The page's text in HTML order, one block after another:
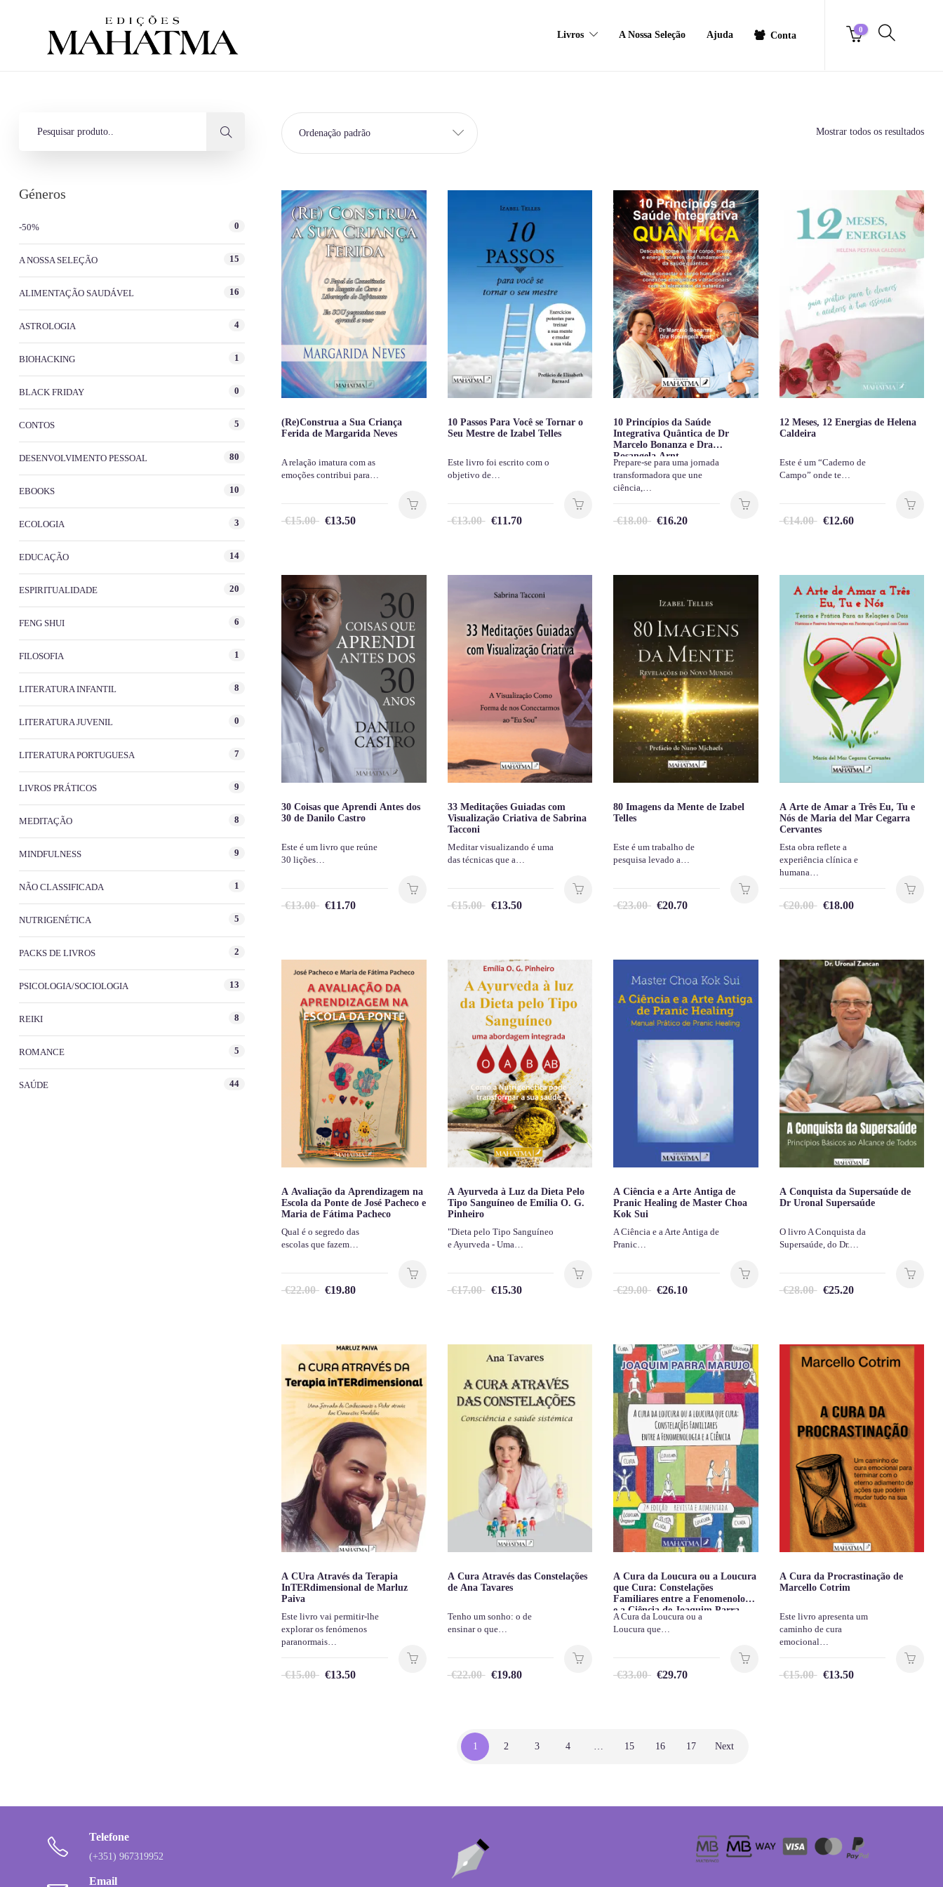
Livros A Nossa Seleção Ajuda Conta
0
Mostrar todos os resultados
Ordenação padrão
(Re)Construa a Sua Criança
Ferida de Margarida Neves
A relação imatura com as
emoções contribui para…
€15.00 €13.50
10 Passos Para Você se Tornar o
Seu Mestre de Izabel Telles
Este livro foi escrito com o
objetivo de…
€13.00 €11.70
10 Princípios da Saúde
Integrativa Quântica de Dr
Marcelo Bonanza e Dra
Rosangela Arnt
Prepare-se para uma jornada
transformadora que une
ciência,…
€18.00 €16.20
12 Meses, 12 Energias de Helena
Caldeira
Este é um “Caderno de
Campo” onde te…
€14.00 €12.60
30 Coisas que Aprendi Antes dos
30 de Danilo Castro
Este é um livro que reúne
30 lições…
€13.00 €11.70
33 Meditações Guiadas com
Visualização Criativa de Sabrina
Tacconi
Meditar visualizando é uma
das técnicas que a…
€15.00 €13.50
80 Imagens da Mente de Izabel
Telles
Este é um trabalho de
pesquisa levado a…
€23.00 €20.70
A Arte de Amar a Três Eu, Tu e
Nós de Maria del Mar Cegarra
Cervantes
Esta obra reflete a
experiência clínica e
humana…
€20.00 €18.00
A Avaliação da Aprendizagem na
Escola da Ponte de José Pacheco e
Maria de Fátima Pacheco
Qual é o segredo das
escolas que fazem…
€22.00 €19.80
A Ayurveda à Luz da Dieta Pelo
Tipo Sanguíneo de Emília O. G.
Pinheiro
"Dieta pelo Tipo Sanguíneo
e Ayurveda - Uma…
€17.00 €15.30
A Ciência e a Arte Antiga de
Pranic Healing de Master Choa
Kok Sui
A Ciência e a Arte Antiga de
Pranic…
€29.00 €26.10
A Conquista da Supersaúde de
Dr Uronal Supersaúde
O livro A Conquista da
Supersaúde, do Dr.…
€28.00 €25.20
A CUra Através da Terapia
InTERdimensional de Marluz
Paiva
Este livro vai permitir-lhe
explorar os fenómenos
paranormais…
€15.00 €13.50
A Cura Através das Constelações
de Ana Tavares
Tenho um sonho: o de
ensinar o que…
€22.00 €19.80
A Cura da Loucura ou a Loucura
que Cura: Constelações
Familiares entre a Fenomenologia
e a Ciência de Joaquim Parra
Marujo
A Cura da Loucura ou a
Loucura que…
€33.00 €29.70
A Cura da Procrastinação de
Marcello Cotrim
Este livro apresenta um
caminho de cura
emocional…
€15.00 €13.50
1 2 3 4 … 15 16 17 Next
Géneros
-50% 0
A NOSSA SELEÇÃO 15
ALIMENTAÇÃO SAUDÁVEL 16
ASTROLOGIA 4
BIOHACKING 1
BLACK FRIDAY 0
CONTOS 5
DESENVOLVIMENTO PESSOAL 80
EBOOKS 10
ECOLOGIA 3
EDUCAÇÃO 14
ESPIRITUALIDADE 20
FENG SHUI 6
FILOSOFIA 1
LITERATURA INFANTIL 8
LITERATURA JUVENIL 0
LITERATURA PORTUGUESA 7
LIVROS PRÁTICOS 9
MEDITAÇÃO 8
MINDFULNESS 9
NÃO CLASSIFICADA 1
NUTRIGENÉTICA 5
PACKS DE LIVROS 2
PSICOLOGIA/SOCIOLOGIA 13
REIKI 8
ROMANCE 5
SAÚDE 44
Telefone
(+351) 967319952
Email